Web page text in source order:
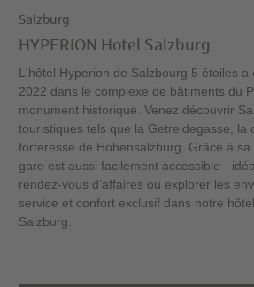
Salzburg
HYPERION Hotel Salzburg
L'hôtel Hyperion de Salzbourg 5 étoiles a
2022 dans le complexe de bâtiments du
monument historique. Venez découvrir
touristiques tels que la Getreidegasse, la
forteresse de Hohensalzburg. Grâce à
gare est aussi facilement accessible -
rendez-vous d’affaires ou explorer les
service et confort exclusif dans notre
Salzburg.